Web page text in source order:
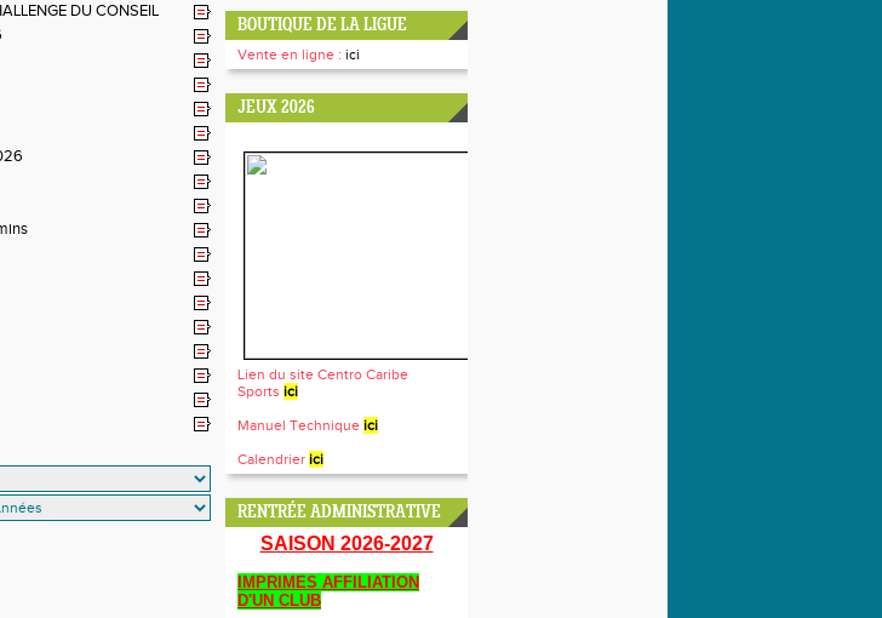
DU CONSEIL
BOUTIQUE DE LA LIGUE
Vente en ligne : ici
JEUX 2026
Lien du site Centro Caribe
Sports ici
Manuel Technique ici
Calendrier ici
RENTRÉE ADMINISTRATIVE
SAISON 2026-2027
IMPRIMES AFFILIATION
D'UN CLUB